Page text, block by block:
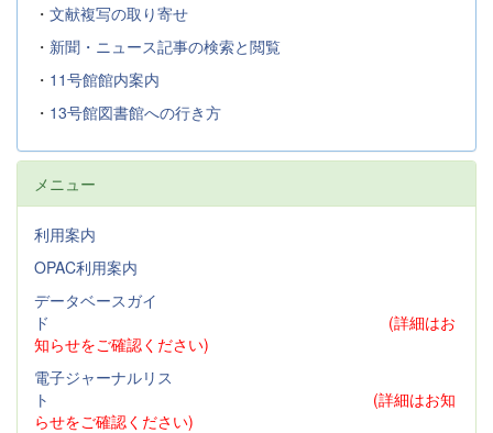
・ 文献複写の取り寄せ
・ 新聞・ニュース記事の検索と閲覧
・ 11号館館内案内
・ 13号館図書館への行き方
メニュー
利用案内
OPAC利用案内
データベースガイ
ド
(詳細はお
知らせをご確認ください)
電子ジャーナルリス
ト
(詳細はお知
らせをご確認ください)